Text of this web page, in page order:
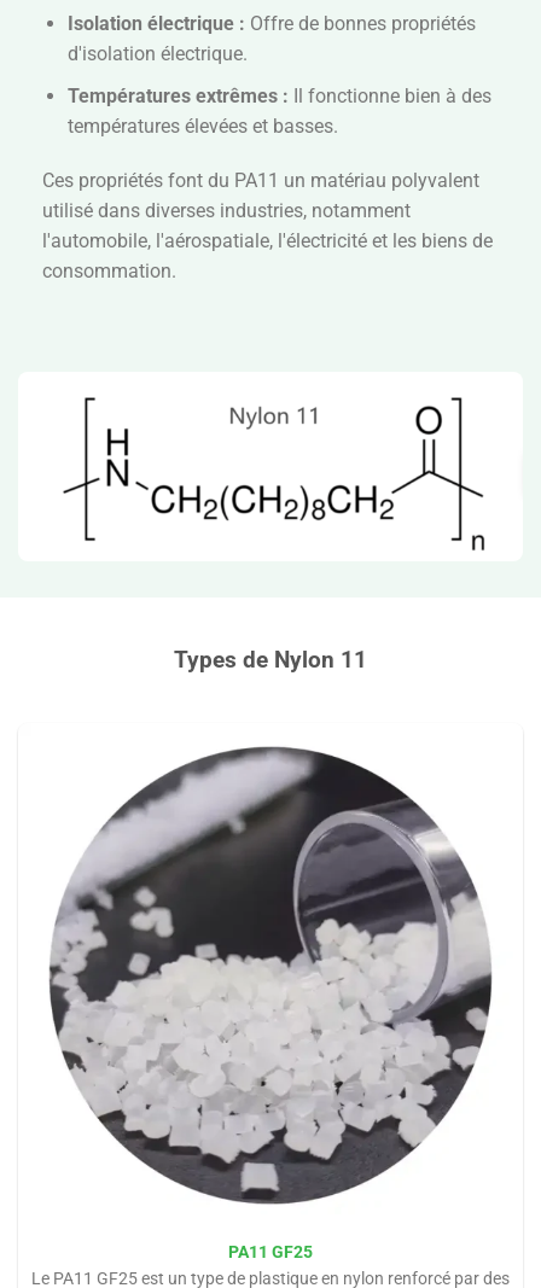
Isolation électrique : Offre de bonnes propriétés
d'isolation électrique.
Températures extrêmes : Il fonctionne bien à des
températures élevées et basses.
Ces propriétés font du PA11 un matériau polyvalent
utilisé dans diverses industries, notamment
l'automobile, l'aérospatiale, l'électricité et les biens de
consommation.
Types de Nylon 11
PA11 GF25
Le PA11 GF25 est un type de plastique en nylon renforcé par des